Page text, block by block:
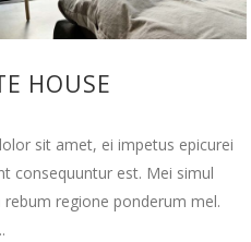
HOUSE
sit amet, ei impetus epicurei
consequuntur est. Mei simul
rebum regione ponderum mel.